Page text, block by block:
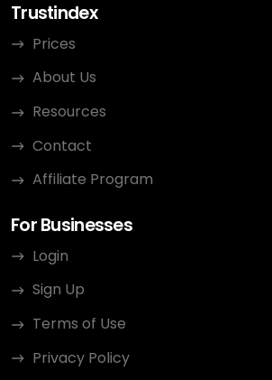
Trustindex
Prices
About Us
Resources
Contact
Affiliate Program
For Businesses
Login
Sign Up
Terms of Use
Privacy Policy